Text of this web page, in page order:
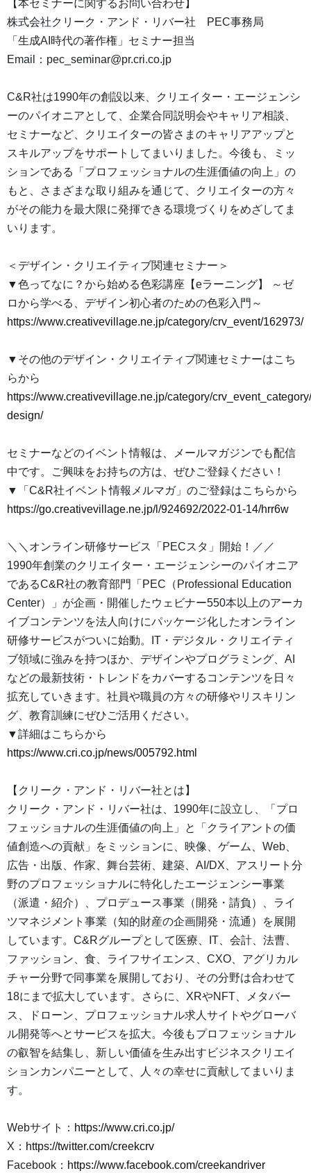
【本セミナーに関するお問い合わせ】
株式会社クリーク・アンド・リバー社 PEC事務局
「生成AI時代の著作権」セミナー担当
Email：pec_seminar@pr.cri.co.jp
C&R社は1990年の創設以来、クリエイター・エージェンシ
ーのパイオニアとして、企業合同説明会やキャリア相談、
セミナーなど、クリエイターの皆さまのキャリアアップと
スキルアップをサポートしてまいりました。今後も、ミッ
ションである「プロフェッショナルの生涯価値の向上」の
もと、さまざまな取り組みを通じて、クリエイターの方々
がその能力を最大限に発揮できる環境づくりをめざしてま
いります。
＜デザイン・クリエイティブ関連セミナー＞
▼色ってなに？から始める色彩講座【eラーニング】 ～ゼ
ロから学べる、デザイン初心者のための色彩入門～
https://www.creativevillage.ne.jp/category/crv_event/162973/
▼その他のデザイン・クリエイティブ関連セミナーはこち
らから
https://www.creativevillage.ne.jp/category/
design/
セミナーなどのイベント情報は、メールマガジンでも配信
中です。ご興味をお持ちの方は、ぜひご登録ください！
▼「C&R社イベント情報メルマガ」のご登録はこちらから
https://go.creativevillage.ne.jp/l/924692/2022-01-14/hrr6w
＼＼オンライン研修サービス「PECスタ」開始！／／
1990年創業のクリエイター・エージェンシーのパイオニア
であるC&R社の教育部門「PEC（Professional Education
Center）」が企画・開催したウェビナー550本以上のアーカ
イブコンテンツを法人向けにパッケージ化したオンライン
研修サービスがついに始動。IT・デジタル・クリエイティ
ブ領域に強みを持つほか、デザインやプログラミング、AI
などの最新技術・トレンドをカバーするコンテンツを日々
拡充していきます。社員や職員の方々の研修やリスキリン
グ、教育訓練にぜひご活用ください。
▼詳細はこちらから
https://www.cri.co.jp/news/005792.html
【クリーク・アンド・リバー社とは】
クリーク・アンド・リバー社は、1990年に設立し、「プロ
フェッショナルの生涯価値の向上」と「クライアントの価
値創造への貢献」をミッションに、映像、ゲーム、Web、
広告・出版、作家、舞台芸術、建築、AI/DX、アスリート分
野のプロフェッショナルに特化したエージェンシー事業
（派遣・紹介）、プロデュース事業（開発・請負）、ライ
ツマネジメント事業（知的財産の企画開発・流通）を展開
しています。C&Rグループとして医療、IT、会計、法曹、
ファッション、食、ライフサイエンス、CXO、アグリカル
チャー分野で同事業を展開しており、その分野は合わせて
18にまで拡大しています。さらに、XRやNFT、メタバー
ス、ドローン、プロフェッショナル求人サイトやグローバ
ル開発等へとサービスを拡大。今後もプロフェッショナル
の叡智を結集し、新しい価値を生み出すビジネスクリエイ
ションカンパニーとして、人々の幸せに貢献してまいりま
す。
Webサイト： https://www.cri.co.jp/
X： https://twitter.com/creekcrv
Facebook： https://www.facebook.com/creekandriver